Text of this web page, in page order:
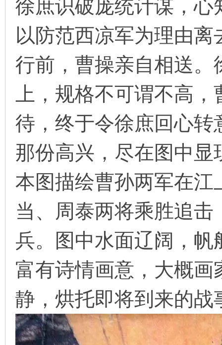
徐庶识破庞统计谋，
以防范西凉军为理由
行前，曹操亲自相送
上，规格不可谓不高
待，终于令徐庶回心
那份高兴，尽在图中显
本图描绘曹孙两军在
当、周泰两将乘胜追
兵。图中水面辽阔，
富有诗情画意，大概
静，烘托即将到来的战